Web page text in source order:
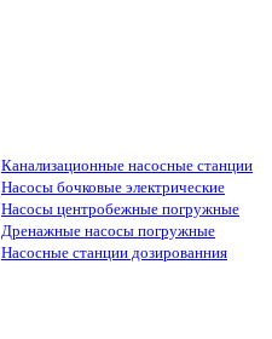
Канализационные насосные станции
Насосы бочковые электрические
Насосы центробежные погружные
Дренажные насосы погружные
Насосные станции дозированния